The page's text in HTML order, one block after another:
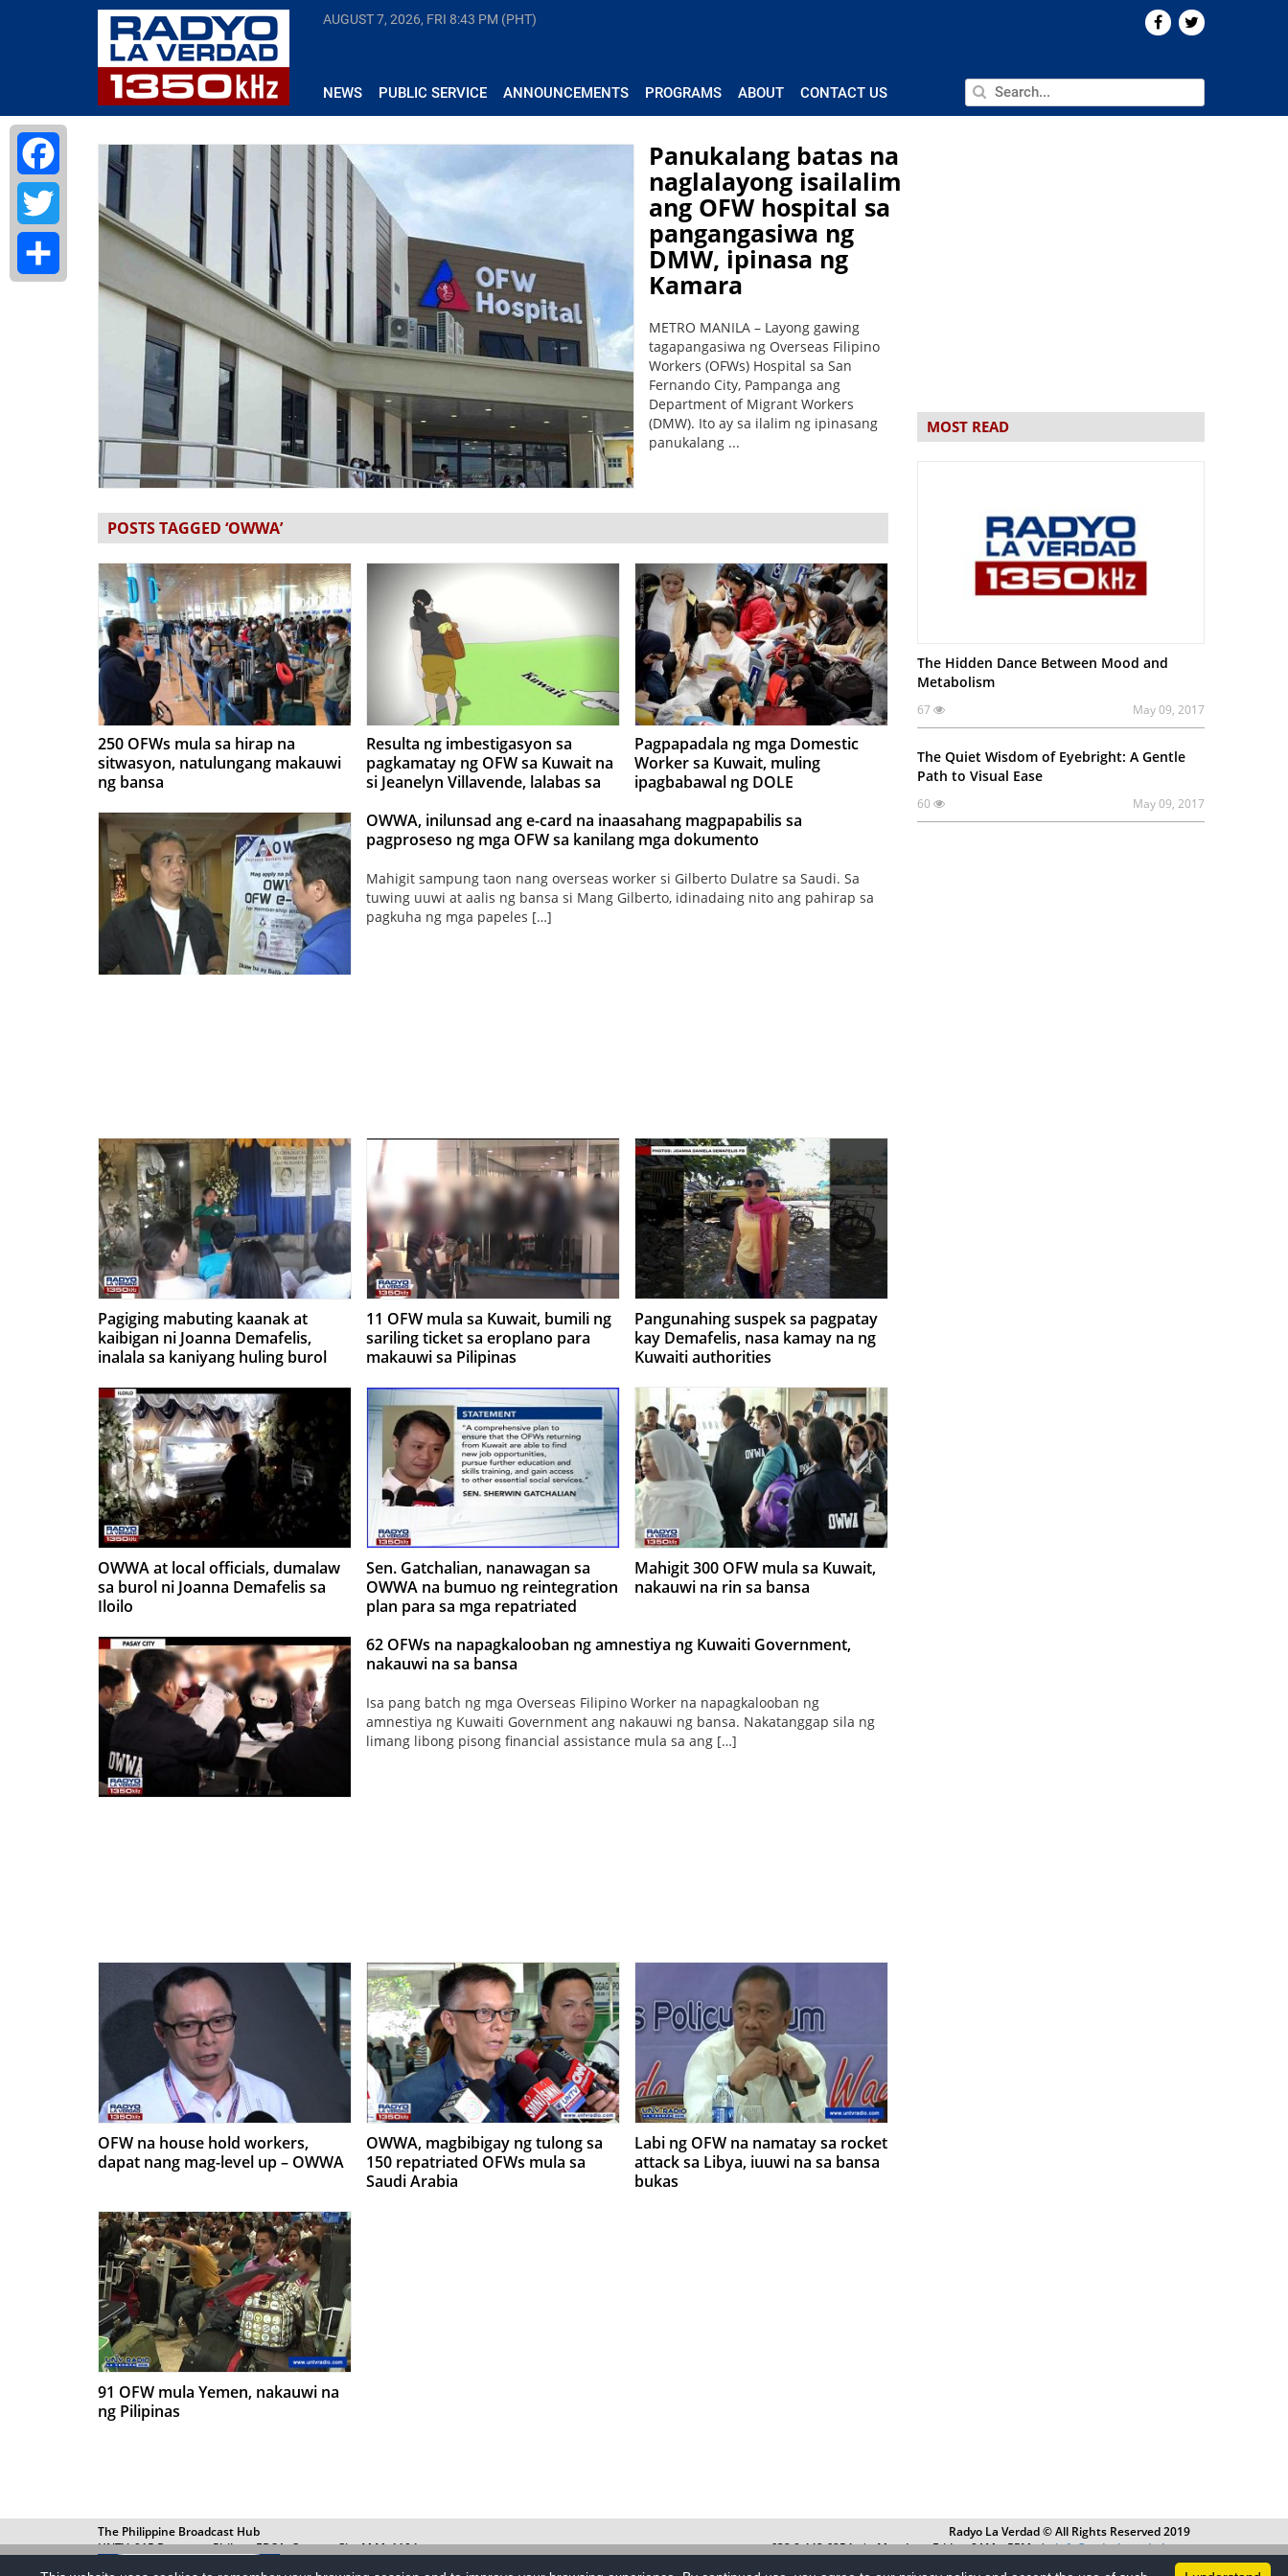
AUGUST 7, 2026, FRI 8:43 PM (PHT)
NEWS PUBLIC SERVICE ANNOUNCEMENTS PROGRAMS ABOUT CONTACT US
Panukalang batas na
naglalayong isailalim
ang OFW hospital sa
pangangasiwa ng
DMW, ipinasa ng
Kamara
METRO MANILA – Layong gawing
tagapangasiwa ng Overseas Filipino
Workers (OFWs) Hospital sa San
Fernando City, Pampanga ang
Department of Migrant Workers
(DMW). Ito ay sa ilalim ng ipinasang
panukalang ...
POSTS TAGGED ‘OWWA’
250 OFWs mula sa hirap na
sitwasyon, natulungang makauwi
ng bansa
Resulta ng imbestigasyon sa
pagkamatay ng OFW sa Kuwait na
si Jeanelyn Villavende, lalabas sa
Pagpapadala ng mga Domestic
Worker sa Kuwait, muling
ipagbabawal ng DOLE
OWWA, inilunsad ang e-card na inaasahang magpapabilis sa
pagproseso ng mga OFW sa kanilang mga dokumento
Mahigit sampung taon nang overseas worker si Gilberto Dulatre sa Saudi. Sa
tuwing uuwi at aalis ng bansa si Mang Gilberto, idinadaing nito ang pahirap sa
pagkuha ng mga papeles […]
Pagiging mabuting kaanak at
kaibigan ni Joanna Demafelis,
inalala sa kaniyang huling burol
11 OFW mula sa Kuwait, bumili ng
sariling ticket sa eroplano para
makauwi sa Pilipinas
Pangunahing suspek sa pagpatay
kay Demafelis, nasa kamay na ng
Kuwaiti authorities
OWWA at local officials, dumalaw
sa burol ni Joanna Demafelis sa
Iloilo
Sen. Gatchalian, nanawagan sa
OWWA na bumuo ng reintegration
plan para sa mga repatriated
Mahigit 300 OFW mula sa Kuwait,
nakauwi na rin sa bansa
62 OFWs na napagkalooban ng amnestiya ng Kuwaiti Government,
nakauwi na sa bansa
Isa pang batch ng mga Overseas Filipino Worker na napagkalooban ng
amnestiya ng Kuwaiti Government ang nakauwi ng bansa. Nakatanggap sila ng
limang libong pisong financial assistance mula sa ang […]
OFW na house hold workers,
dapat nang mag-level up – OWWA
OWWA, magbibigay ng tulong sa
150 repatriated OFWs mula sa
Saudi Arabia
Labi ng OFW na namatay sa rocket
attack sa Libya, iuuwi na sa bansa
bukas
91 OFW mula Yemen, nakauwi na
ng Pilipinas
MOST READ
The Hidden Dance Between Mood and
Metabolism
67 May 09, 2017
The Quiet Wisdom of Eyebright: A Gentle
Path to Visual Ease
60 May 09, 2017
The Philippine Broadcast Hub
UNTV, 915 Barangay Philam, EDSA, Quezon City M.M. 1104
Radyo La Verdad © All Rights Reserved 2019
+632 8 442 6254 | Monday – Friday, 8AM – 5PM |info@radyolaverdad.com
Facebook
Twitter
PRIVACY POLICY TERMS OF USE |ADVERTISE WITH US